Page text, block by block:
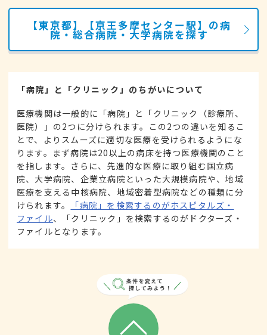
【東京都】【京王多摩センター駅】の病
院・総合病院・大学病院を探す
「病院」と「クリニック」のちがいについて
医療機関は一般的に「病院」と「クリニック（診療所、
医院）」の2つに分けられます。この2つの違いを知るこ
とで、よりスムーズに適切な医療を受けられるようにな
ります。まず病院は20以上の病床を持つ医療機関のこと
を指します。さらに、先進的な医療に取り組む国立病
院、大学病院、企業立病院といった大規模病院や、地域
医療を支える中核病院、地域密着型病院などの種類に分
けられます。
「病院」を検索するのがホスピタルズ・
ファイル、「クリニック」を検索するのがドクターズ・
ファイルとなります。